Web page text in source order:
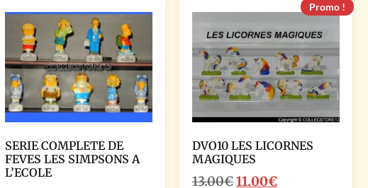
SERIE COMPLETE DE
FEVES LES SIMPSONS A
L’ECOLE
Promo !
DVO10 LES LICORNES
MAGIQUES
13.00€11.00€